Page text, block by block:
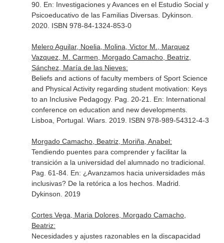
90. En: Investigaciones y Avances en el Estudio Social y
Psicoeducativo de las Familias Diversas. Dykinson.
2020. ISBN 978-84-1324-853-0
Melero Aguilar, Noelia, Molina, Victor M., Marquez
Vazquez, M. Carmen, Morgado Camacho, Beatriz,
Sánchez, María de las Nieves:
Beliefs and actions of faculty members of Sport Science
and Physical Activity regarding student motivation: Keys
to an Inclusive Pedagogy. Pag. 20-21. En: International
conference on education and new developments.
Lisboa, Portugal. Wiars. 2019. ISBN 978-989-54312-4-3
Morgado Camacho, Beatriz, Moriña, Anabel:
Tendiendo puentes para comprender y facilitar la
transición a la universidad del alumnado no tradicional.
Pag. 61-84. En: ¿Avanzamos hacia universidades más
inclusivas? De la retórica a los hechos. Madrid.
Dykinson. 2019
Cortes Vega, Maria Dolores, Morgado Camacho,
Beatriz:
Necesidades y ajustes razonables en la discapacidad